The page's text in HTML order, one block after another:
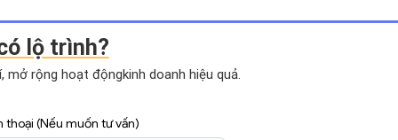
lộ trình?
mở rộng hoạt độngkinh doanh hiệu quả.
thoại (Nếu muốn tư vấn)